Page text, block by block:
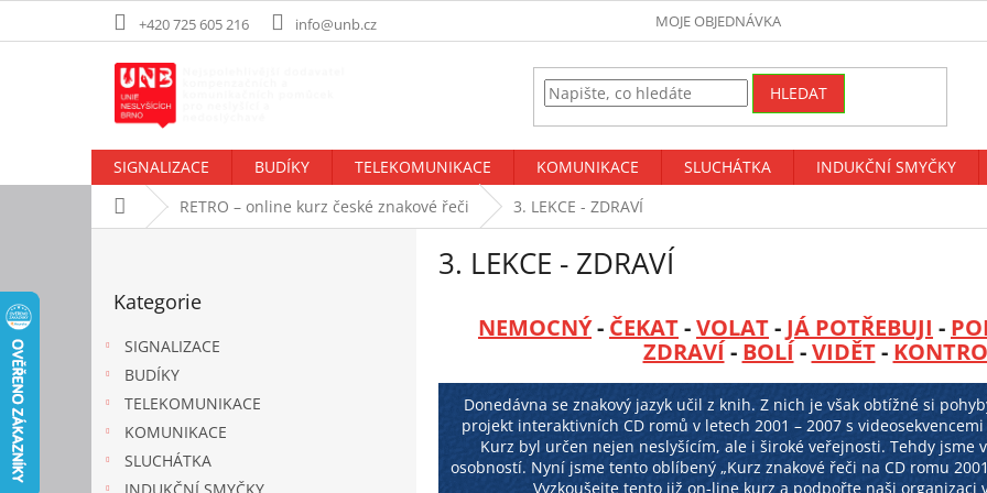
+420 725 605 216 info@unb.cz MOJE OBJEDNÁVKA
HLEDAT
SIGNALIZACE BUDÍKY TELEKOMUNIKACE KOMUNIKACE SLUCHÁTKA INDUKČNÍ SMYČKY
Domů RETRO – online kurz české znakové řeči 3. LEKCE - ZDRAVÍ
kategorie
Kategorie
SIGNALIZACE
BUDÍKY
TELEKOMUNIKACE
KOMUNIKACE
SLUCHÁTKA
3. LEKCE - ZDRAVÍ
NEMOCNÝ- ČEKAT-VOLAT- JÁ POTŘEBUJI -
ZDRAVÍ- BOLÍ-VIDĚT-
Donedávna se znakový jazyk učil z knih. Z nich je však obtížné si
projekt interaktivních CD romů v letech 2001 – 2007 s
Kurz byl určen nejen neslyšícím, ale i široké veřejnosti. Tehdy
osobností. Nyní jsme tento oblíbený „Kurz znakové řeči na CD romu
Vyzkoušejte tento již on-line kurz a podpořte naši organizaci